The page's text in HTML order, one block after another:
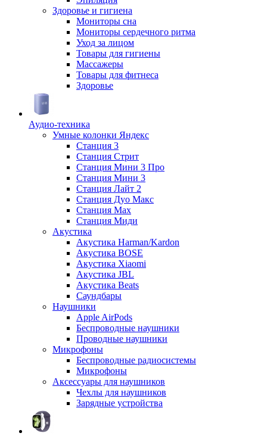
Здоровье и гигиена
Мониторы сна
Мониторы сердечного ритма
Уход за лицом
Товары для гигиены
Массажеры
Товары для фитнеса
Здоровье
Аудио-техника
Умные колонки Яндекс
Станция 3
Станция Стрит
Станция Мини 3 Про
Станция Мини 3
Станция Лайт 2
Станция Дуо Макс
Станция Max
Станция Миди
Акустика
Акустика Harman/Kardon
Акустика BOSE
Акустика Xiaomi
Акустика JBL
Акустика Beats
Саундбары
Наушники
Apple AirPods
Беспроводные наушники
Проводные наушники
Микрофоны
Беспроводные радиосистемы
Микрофоны
Аксессуары для наушников
Чехлы для наушников
Зарядные устройства